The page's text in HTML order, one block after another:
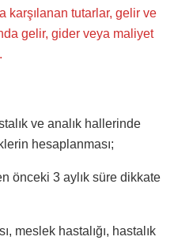
karşılanan tutarlar, gelir ve
gelir, gider veya maliyet
ve analık hallerinde
hesaplanması;
önceki 3 aylık süre dikkate
meslek hastalığı, hastalık